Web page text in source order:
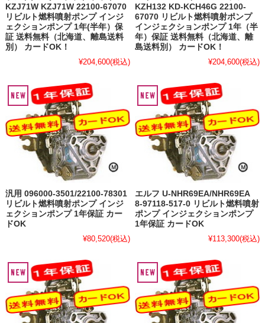
KZJ71W KZJ71W 22100-67070
リビルト燃料噴射ポンプ インジ
ェクションポンプ 1年(半年）保
証 送料無料（北海道、離島送料
別） カードOK！
¥204,600(税込)
KZH132 KD-KCH46G 22100-
67070 リビルト燃料噴射ポンプ
インジェクションポンプ 1年（半
年）保証 送料無料（北海道、離
島送料別） カードOK！
¥204,600(税込)
汎用 096000-3501/22100-78301
リビルト燃料噴射ポンプ インジ
ェクションポンプ 1年保証 カー
ドOK
¥80,520(税込)
エルフ U-NHR69EA/NHR69EA
8-97118-517-0 リビルト燃料噴射
ポンプ インジェクションポンプ
1年保証 カードOK
¥113,300(税込)